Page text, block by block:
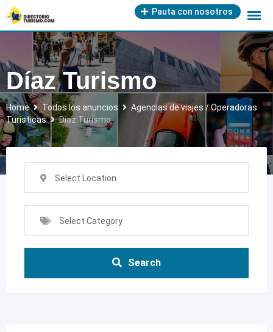
Skip
to
content
Pauta con nosotros
Díaz Turismo
Home Todos los anuncios
Agencias de viajes / Operadoras
Turísticas
Díaz Turismo
Select Location
Select Category
Search